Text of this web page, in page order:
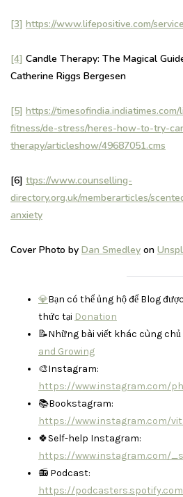
[3] https://www.lifepositive.com/
[4] Candle Therapy: The Magical
Catherine Riggs Bergesen
[5] https://
fitness/de-stress/heres-how-to-try-
therapy/articleshow/49687051.cms
[6] ttps://www.counselling-
directory.org.uk/memberarticles/
anxiety
Cover Photo by Dan Smedley on
💎Bạn có thể ủng hộ để Blog
thức tại Donation
📝Những bài viết khác cùng chủ
and Growing
🎨Instagram:
https://www.instagram.com/
📚Bookstagram:
https://www.instagram.com/
🍀Self-help Instagram:
https://www.instagram.com/
📻 Podcast:
https://